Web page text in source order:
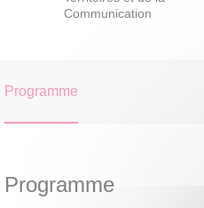
Communication
Programme
Programme